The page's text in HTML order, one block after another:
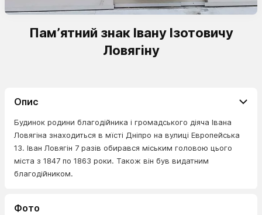
Пам’ятний знак Івану Ізотовичу
Ловягіну
Опис
Будинок родини благодійника і громадського діяча Івана
Ловягіна знаходиться в мїсті Дніпро на вулиці Европейська
13. Іван Ловягін 7 разів обирався міським головою цього
міста з 1847 по 1863 роки. Також він був видатним
благодійником.
Фото